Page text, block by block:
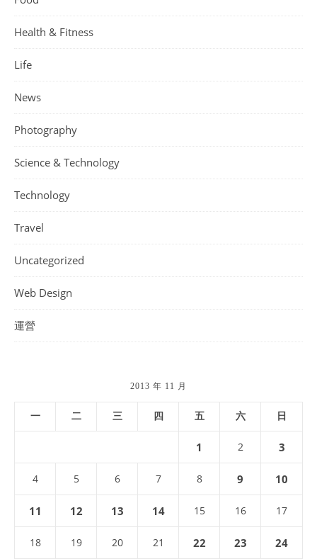
Health & Fitness
Life
News
Photography
Science & Technology
Technology
Travel
Uncategorized
Web Design
運營
2013 年 11 月
一 二 三 四 五 六 日
1 2 3
4 5 6 7 8 9 10
11 12 13 14 15 16 17
18 19 20 21 22 23 24